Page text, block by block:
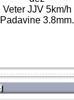
Veter JJV 5km/h
Padavine 3.8mm.